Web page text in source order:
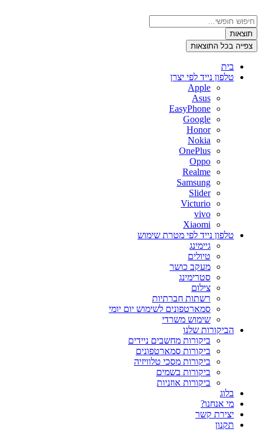
לתוכן
Search
...תוצאות
צפייה בכל התוצאות
בית
טלפון נייד לפי יצרן
Apple
Asus
EasyPhone
Google
Honor
Nokia
OnePlus
Oppo
Realme
Samsung
Slider
Victurio
vivo
Xiaomi
טלפון נייד לפי מטרת שימוש
גיימינג
טיולים
מעקב כושר
סטרימינג
צילום
רשתות חברתיות
סמארטפונים לשימוש יום יומי
שימוש משרדי
הביקורות שלנו
ביקורות מחשבים ניידים
ביקורות סמארטפונים
ביקורות מסכי טלוויזיה
ביקורות בשמים
ביקורות אוזניות
בלוג
מי אנחנו?
יצירת קשר
תקנון